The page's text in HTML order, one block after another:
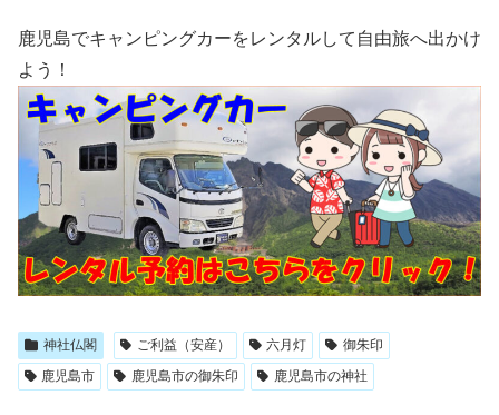
鹿児島でキャンピングカーをレンタルして自由旅へ出かけ
よう！
神社仏閣 ご利益（安産） 六月灯
御朱印
鹿児島市
鹿児島市の御朱印 鹿児島市の神社